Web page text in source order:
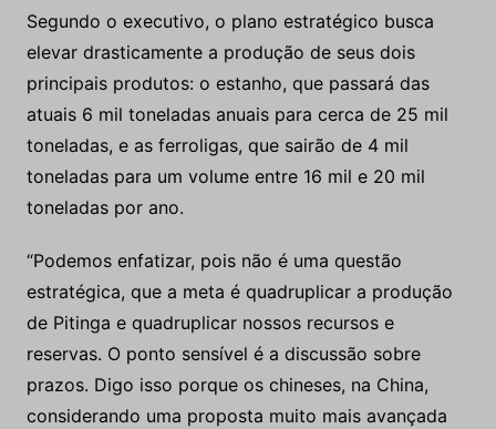
Segundo o executivo, o plano estratégico busca
elevar drasticamente a produção de seus dois
principais produtos: o estanho, que passará das
atuais 6 mil toneladas anuais para cerca de 25 mil
toneladas, e as ferroligas, que sairão de 4 mil
toneladas para um volume entre 16 mil e 20 mil
toneladas por ano.
“Podemos enfatizar, pois não é uma questão
estratégica, que a meta é quadruplicar a produção
de Pitinga e quadruplicar nossos recursos e
reservas. O ponto sensível é a discussão sobre
prazos. Digo isso porque os chineses, na China,
considerando uma proposta muito mais avançada